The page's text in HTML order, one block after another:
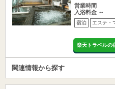
営業時間
入浴料金 ～
宿泊 エステ・
楽天トラベルの
関連情報から探す